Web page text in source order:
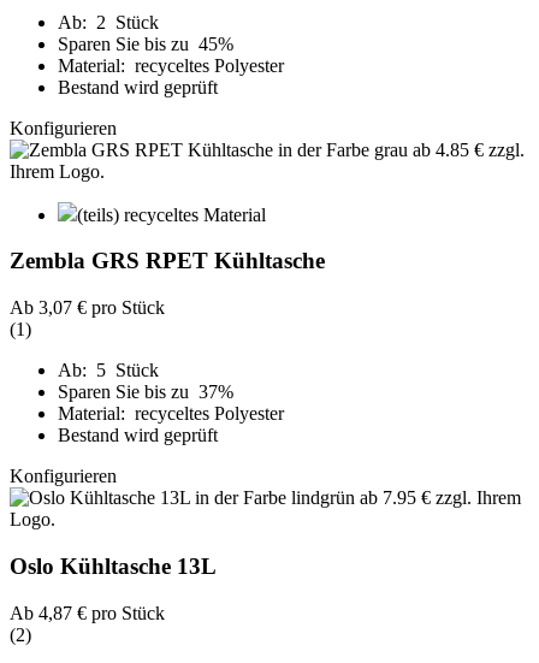
Ab: 2 Stück
Sparen Sie bis zu 45%
Material: recyceltes Polyester
Bestand wird geprüft
Konfigurieren
(teils) recyceltes Material
Zembla GRS RPET Kühltasche
Ab 3,07 € pro Stück
(1)
Ab: 5 Stück
Sparen Sie bis zu 37%
Material: recyceltes Polyester
Bestand wird geprüft
Konfigurieren
Oslo Kühltasche 13L
Ab 4,87 € pro Stück
(2)